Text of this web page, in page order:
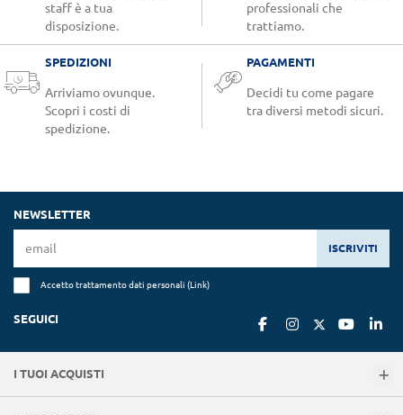
staff è a tua
disposizione.
professionali che
trattiamo.
SPEDIZIONI
Arriviamo ovunque.
Scopri i costi di
spedizione.
PAGAMENTI
Decidi tu come pagare
tra diversi metodi sicuri.
NEWSLETTER
ISCRIVITI
Accetto trattamento dati personali (Link)
SEGUICI
I TUOI ACQUISTI